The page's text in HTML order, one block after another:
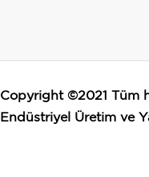
Copyright ©2021 Tüm
Endüstriyel Üretim ve